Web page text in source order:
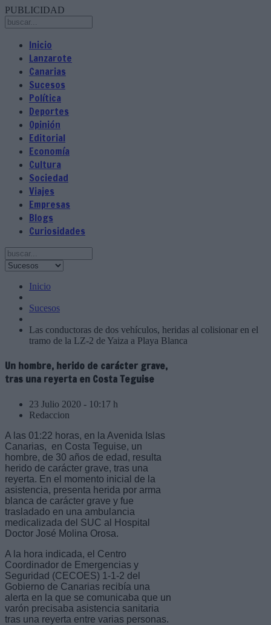
PUBLICIDAD
Inicio
Lanzarote
Canarias
Sucesos
Política
Deportes
Opinión
Editorial
Economía
Cultura
Sociedad
Viajes
Empresas
Blogs
Curiosidades
Inicio
Sucesos
Las conductoras de dos vehículos, heridas al colisionar en el
tramo de la LZ-2 de Yaiza a Playa Blanca
Un hombre, herido de carácter grave,
tras una reyerta en Costa Teguise
23 Julio 2020 - 10:17 h
Redaccion
A las 01:22 horas, en la Avenida Islas
Canarias, en Costa Teguise, un
hombre, de 30 años de edad, resulta
herido de carácter grave, tras una
reyerta. En el momento inicial de la
asistencia, presenta herida por arma
blanca de carácter grave y fue
trasladado en una ambulancia
medicalizada del SUC al Hospital
Doctor José Molina Orosa.
A la hora indicada, el Centro
Coordinador de Emergencias y
Seguridad (CECOES) 1-1-2 del
Gobierno de Canarias recibía una
alerta en la que se comunicaba que un
varón precisaba asistencia sanitaria
tras una reyerta entre varias personas.